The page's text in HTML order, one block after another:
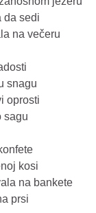
da sedi
na večeru
snagu
oprosti
sagu
kosi
na bankete
prsi